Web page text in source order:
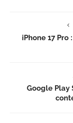
iPhone 17
Google Play